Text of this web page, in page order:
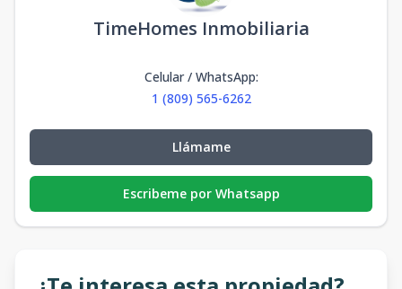
TimeHomes Inmobiliaria
Celular / WhatsApp:
1 (809) 565-6262
Llámame
Escribeme por Whatsapp